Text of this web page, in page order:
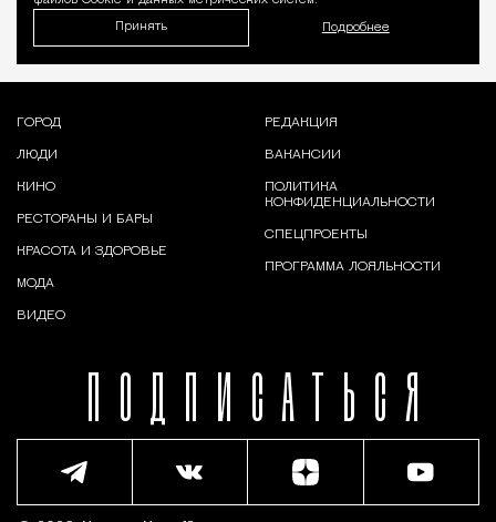
Принять Подробнее
ПОДПИСАТЬСЯ
ГОРОД
ЛЮДИ
КИНО
РЕСТОРАНЫ И БАРЫ
КРАСОТА И ЗДОРОВЬЕ
МОДА
ВИДЕО
РЕДАКЦИЯ
ВАКАНСИИ
ПОЛИТИКА
КОНФИДЕНЦИАЛЬНОСТИ
СПЕЦПРОЕКТЫ
ПРОГРАММА ЛОЯЛЬНОСТИ